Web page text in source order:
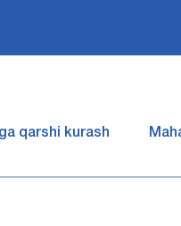
qarshi kurash